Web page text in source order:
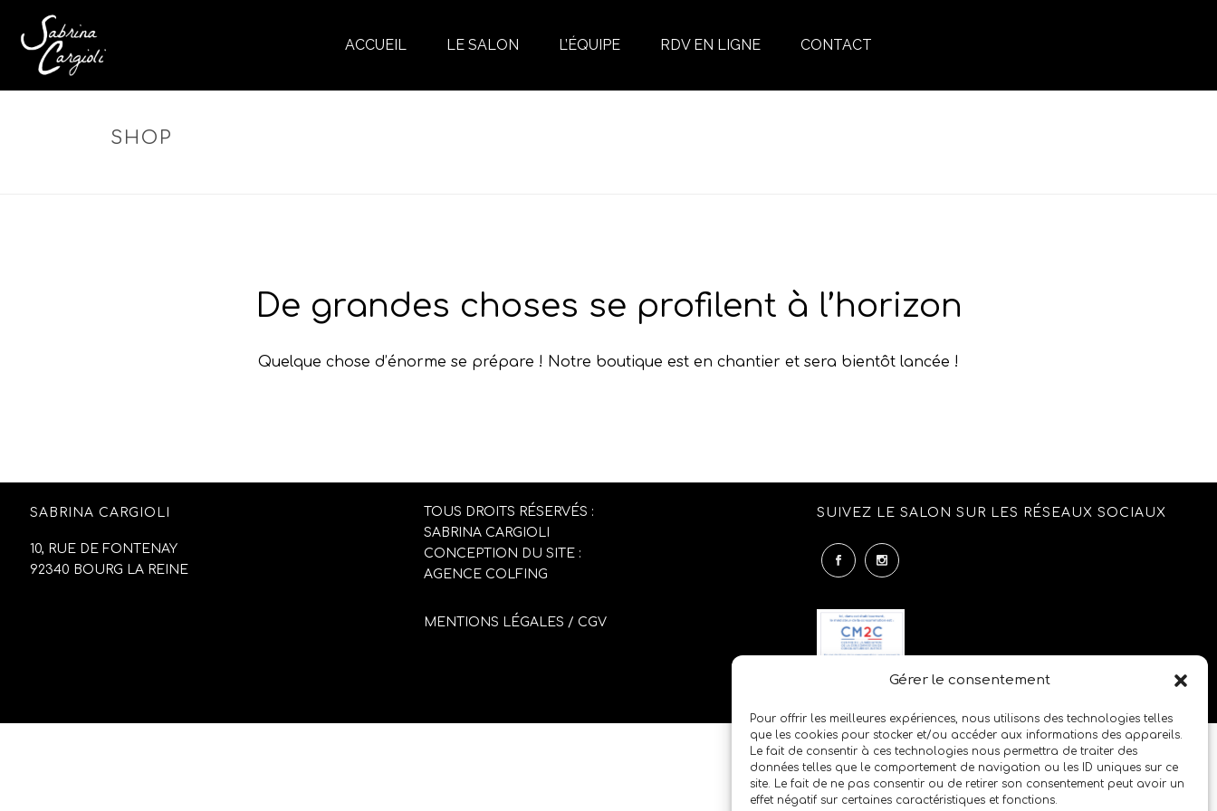
Gérer le consentement
Pour offrir les meilleures expériences, nous utilisons des technologies telles
que les cookies pour stocker et/ou accéder aux informations des appareils.
Le fait de consentir à ces technologies nous permettra de traiter des
données telles que le comportement de navigation ou les ID uniques sur ce
site. Le fait de ne pas consentir ou de retirer son consentement peut avoir un
effet négatif sur certaines caractéristiques et fonctions.
ACCUEIL LE SALON L’ÉQUIPE RDV EN LIGNE CONTACT
SHOP
De grandes choses se profilent à l’horizon
Quelque chose d’énorme se prépare ! Notre boutique est en chantier et sera bientôt lancée !
SABRINA CARGIOLI
10, RUE DE FONTENAY
92340 BOURG LA REINE
TOUS DROITS RÉSERVÉS :
SABRINA CARGIOLI
CONCEPTION DU SITE :
AGENCE COLFING
MENTIONS LÉGALES / CGV
SUIVEZ LE SALON SUR LES RÉSEAUX SOCIAUX